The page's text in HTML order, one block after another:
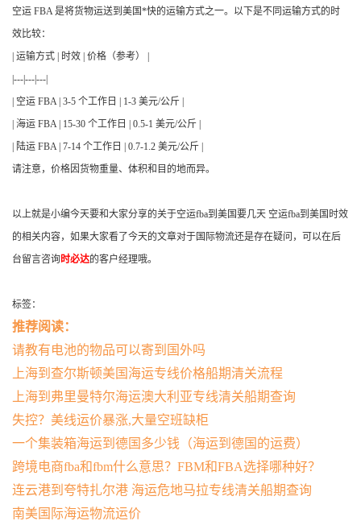
空运 FBA 是将货物运送到美国*快的运输方式之一。以下是不同运输方式的时
效比较：
| 运输方式 | 时效 | 价格（参考） |
|---|---|---|
| 空运 FBA | 3-5 个工作日 | 1-3 美元/公斤 |
| 海运 FBA | 15-30 个工作日 | 0.5-1 美元/公斤 |
| 陆运 FBA | 7-14 个工作日 | 0.7-1.2 美元/公斤 |
请注意，价格因货物重量、体积和目的地而异。
以上就是小编今天要和大家分享的关于空运fba到美国要几天 空运fba到美国时效
的相关内容，如果大家看了今天的文章对于国际物流还是存在疑问，可以在后
台留言咨询时必达的客户经理哦。
标签：
推荐阅读：
请教有电池的物品可以寄到国外吗
上海到查尔斯顿美国海运专线价格船期清关流程
上海到弗里曼特尔海运澳大利亚专线清关船期查询
失控？美线运价暴涨,大量空班缺柜
一个集装箱海运到德国多少钱（海运到德国的运费）
跨境电商fba和fbm什么意思？FBM和FBA选择哪种好？
连云港到夸特扎尔港 海运危地马拉专线清关船期查询
南美国际海运物流运价